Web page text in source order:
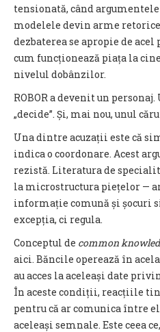
tensionată, când
modelele devin arme retorice.
dezbaterea se apropie de
cum funcționează piața la
nivelul dobânzilor.
ROBOR a devenit un personaj.
„decide”. Și, mai nou, unul
Una dintre acuzații este că
indica o coordonare. Acest
rezistă. Literatura de
la microstructura piețelor —
informație comună și șocuri
excepția, ci regula.
Conceptul de common
aici. Băncile operează în
au acces la aceleași date
În aceste condiții, reacțiile
pentru că ar comunica între
aceleași semnale. Este ceea